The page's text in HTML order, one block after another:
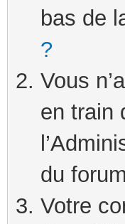
bas de
?
Vous
en train
du
Votre